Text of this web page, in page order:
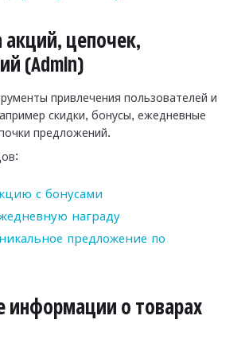
акций, цепочек,
(Admin)
привлечения пользователей и
скидки, бонусы, ежедневные
предложений.
с бонусами
награду
предложение по
информации о товарах